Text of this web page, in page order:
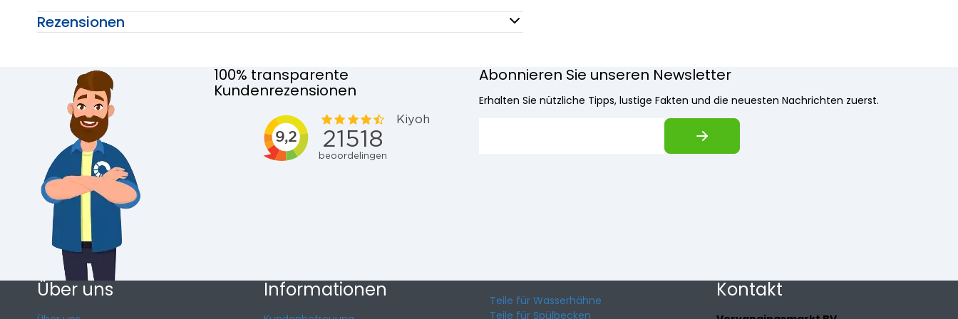
Rezensionen
100% transparente
Kundenrezensionen
Abonnieren Sie unseren Newsletter
Erhalten Sie nützliche Tipps, lustige Fakten und die neuesten Nachrichten zuerst.
Über uns Informationen
Teile für Wasserhähne
Teile für Spülbecken
Kontakt